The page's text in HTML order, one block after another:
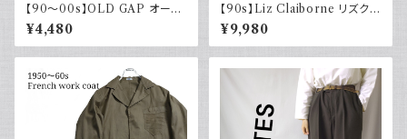
【90～00s】OLD GAP オール
ドギャップ ポロシャツ 無地 古着
マスタードイエロー 夏 大きめ
¥4,480
【90s】Liz Claiborne リズクレ
イボーン コットンリネンパンツ
ツータック ワイド スラックス 古
着
¥9,980